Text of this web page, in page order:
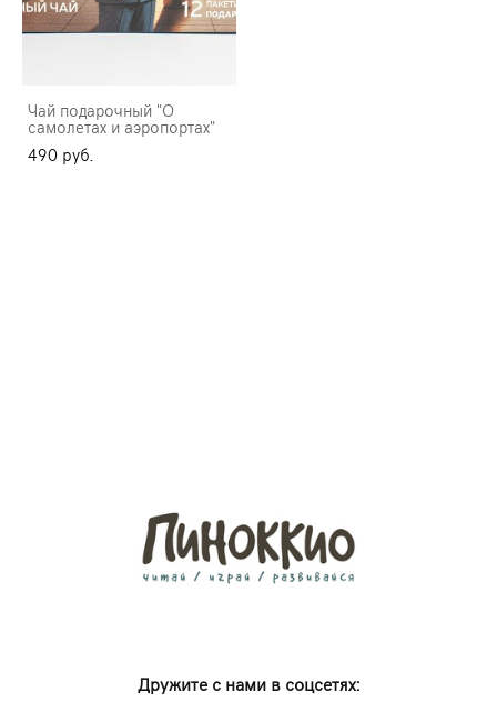
Чай подарочный "О
самолетах и аэропортах"
490 pуб.
Дружите с нами в соцсетях: